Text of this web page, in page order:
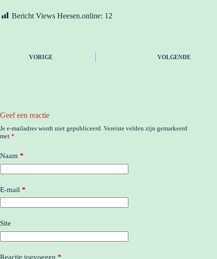
Bericht Views Heesen.online: 12
VORIGE VOLGENDE
Geef een reactie
Je e-mailadres wordt niet gepubliceerd. Vereiste velden zijn gemarkeerd
met *
Naam *
E-mail *
Site
Reactie toevoegen *